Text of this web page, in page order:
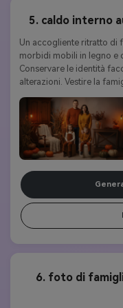
5. caldo interno
Un accogliente ritratto di
morbidi mobili in legno e
Conservare le identità
alterazioni. Vestire la
bruciato, giallo senape,
piedi dietro con un
o cubi davanti. Usa
studio fotorealistico. Alta
6. foto di